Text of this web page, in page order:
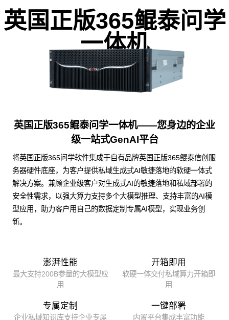
英国正版365鲲泰问学
一体机
英国正版365鲲泰问学一体机——您身边的企业
级一站式GenAI平台
将英国正版365问学软件集成于自有品牌英国正版365鲲泰信创服
务器硬件底座，为客户提供私域生成式AI敏捷落地的软硬一体式
解决方案。兼顾企业级客户对生成式AI的敏捷落地和私域部署的
安全性需求，以强大算力支持多个大模型推理、支持丰富的AI模
型应用，助力客户用自己的数据定制专属AI模型，实现业务创
新。
澎湃性能
最大支持200B参量的大模型应
用
开箱即用
软硬一体交付私域算力开箱即
用
专属定制
企业私域知识库支持企业专属
一键部署
内置平台集成丰富功能